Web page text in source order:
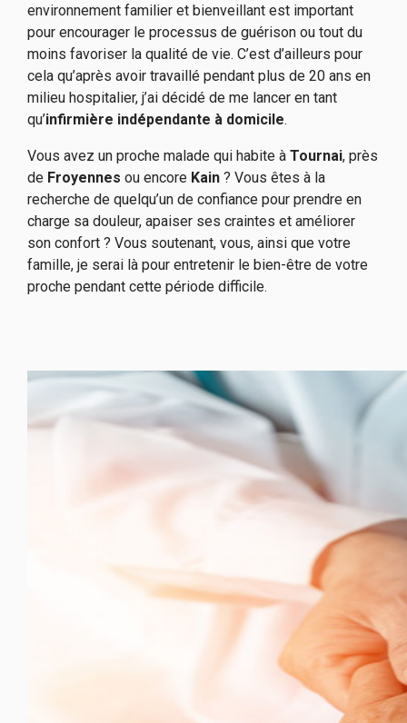
environnement familier et bienveillant est important
pour encourager le processus de guérison ou tout du
moins favoriser la qualité de vie. C’est d’ailleurs pour
cela qu’après avoir travaillé pendant plus de 20 ans en
milieu hospitalier, j’ai décidé de me lancer en tant
qu’infirmière indépendante à domicile.
Vous avez un proche malade qui habite à Tournai, près
de Froyennes ou encore Kain ? Vous êtes à la
recherche de quelqu’un de confiance pour prendre en
charge sa douleur, apaiser ses craintes et améliorer
son confort ? Vous soutenant, vous, ainsi que votre
famille, je serai là pour entretenir le bien-être de votre
proche pendant cette période difficile.